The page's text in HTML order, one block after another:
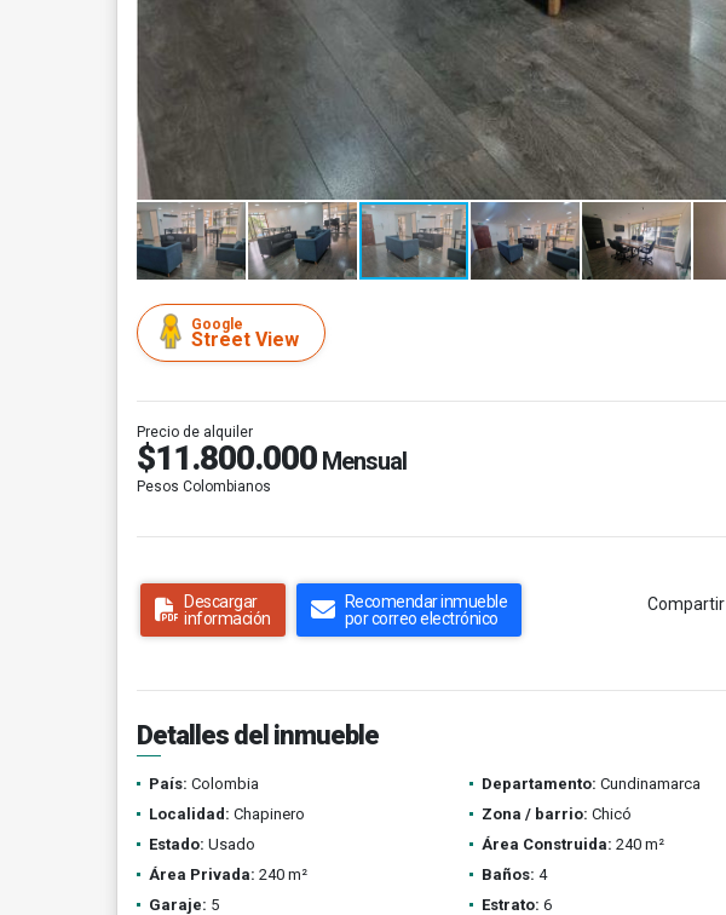
Google
Street View
Precio de alquiler
$11.800.000 Mensual
Pesos Colombianos
Descargar
información
Recomendar inmueble
por correo electrónico
Compartir
Detalles del inmueble
País: Colombia Departamento: Cundinamarca
Localidad: Chapinero Zona / barrio: Chicó
Estado: Usado Área Construida: 240 m²
Área Privada: 240 m² Baños: 4
Garaje: 5 Estrato: 6